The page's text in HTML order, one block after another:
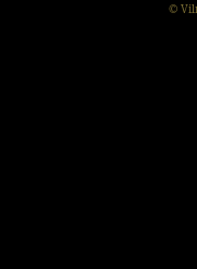
©